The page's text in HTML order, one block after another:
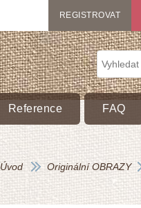
REGISTROVAT
Reference FAQ
Úvod Originální OBRAZY